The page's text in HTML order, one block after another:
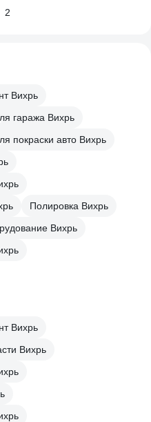
2
Вихрь
гаража Вихрь
покраски авто Вихрь
Полировка Вихрь
Вихрь
Вихрь
Вихрь